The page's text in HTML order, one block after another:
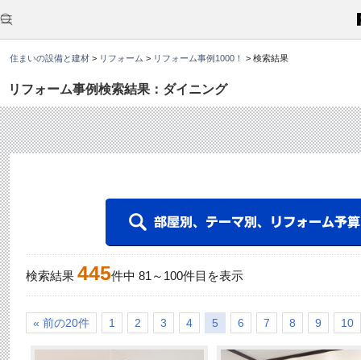
住まいの設備と建材 > リフォーム > リフォーム事例1000！ > 検索結果
リフォーム事例検索結果：ダイニング
こ
か
ら
文
す
検索結果 445件中 81 ～ 100件目を表示
« 前の20件 1 2 3 4 5 6 7 8 9 10